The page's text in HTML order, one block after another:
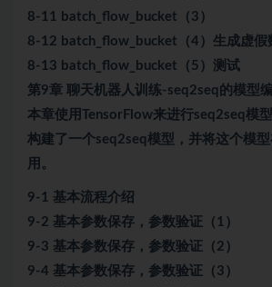
8-11 batch_flow_bucket（3）
8-12 batch_flow_bucket（4）生成虚假
8-13 batch_flow_bucket（5）测试
第9章 聊天机器人训练-seq2seq的模型
本章使用TensorFlow来进行seq2seq模
构建了一个seq2seq模型，并将这个模
用。
9-1 基本流程介绍
9-2 基本参数保存，参数验证（1）
9-3 基本参数保存，参数验证（2）
9-4 基本参数保存，参数验证（3）